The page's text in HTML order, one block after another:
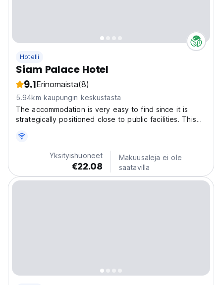
Hotelli
Siam Palace Hotel
9.1Erinomaista(8)
5.94km kaupungin keskustasta
The accommodation is very easy to find since it is
strategically positioned close to public facilities. This
serene and peaceful getaway, far away from the
crowds. Be ready to get the unforgettable stay...
Yksityishuoneet
€22.08
Makuusaleja ei ole
saatavilla